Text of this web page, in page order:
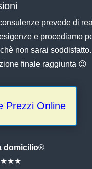
prevede di
e procediamo
non sarai
finale raggiunta 😉
Prezzi Online
domicilio®